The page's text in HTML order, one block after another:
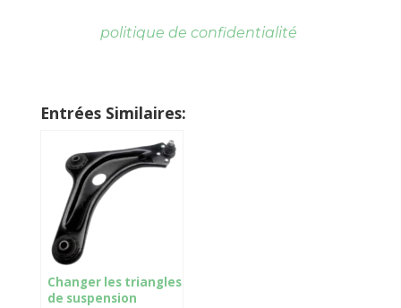
politique de confidentialité
Entrées Similaires:
Changer les triangles
de suspension